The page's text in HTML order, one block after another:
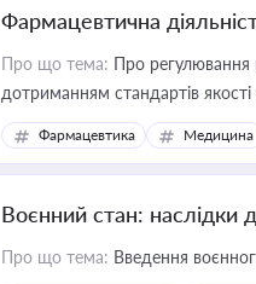
Фармацевтична
Про що тема: Про регулювання
дотриманням стандартів якості
Фармацевтика Медицина
Воєнний стан: наслідки
Про що тема: Введення